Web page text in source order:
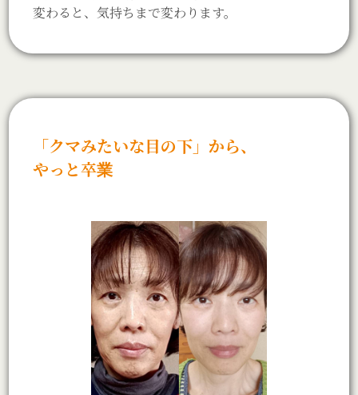
変わると、気持ちまで変わります。
「クマみたいな目の下」から、
やっと卒業